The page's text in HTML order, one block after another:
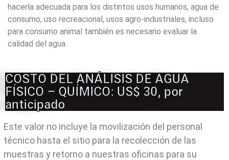
hacerla adecuada para los distintos usos humanos, agua de
consumo, uso recreacional, usos agro-industriales, incluso
para consumo animal también es necesario evaluar la
calidad del agua.
COSTO DEL ANÁLISIS DE AGUA
FÍSICO – QUÍMICO: US$ 30, por
anticipado
Este valor no incluye la movilización del personal
técnico hasta el sitio para la recolección de las
muestras y retorno a nuestras oficinas para su